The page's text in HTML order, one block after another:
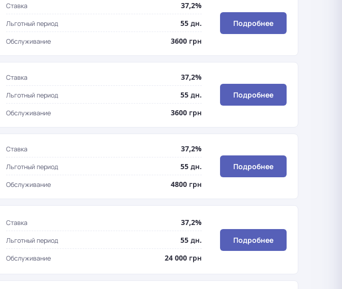
Ставка 37,2%
Льготный период 55 дн.
Обслуживание 3600 грн
Подробнее
Ставка 37,2%
Льготный период 55 дн.
Обслуживание 3600 грн
Подробнее
Ставка 37,2%
Льготный период 55 дн.
Обслуживание 4800 грн
Подробнее
Ставка 37,2%
Льготный период 55 дн.
Обслуживание 24 000 грн
Подробнее